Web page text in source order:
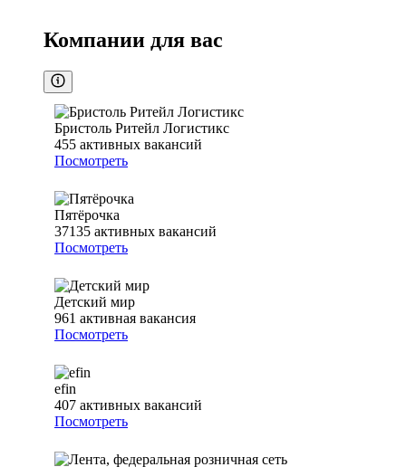
Компании для вас
Бристоль Ритейл Логистикс
455 активных вакансий
Посмотреть
Пятёрочка
37135 активных вакансий
Посмотреть
Детский мир
961 активная вакансия
Посмотреть
efin
407 активных вакансий
Посмотреть